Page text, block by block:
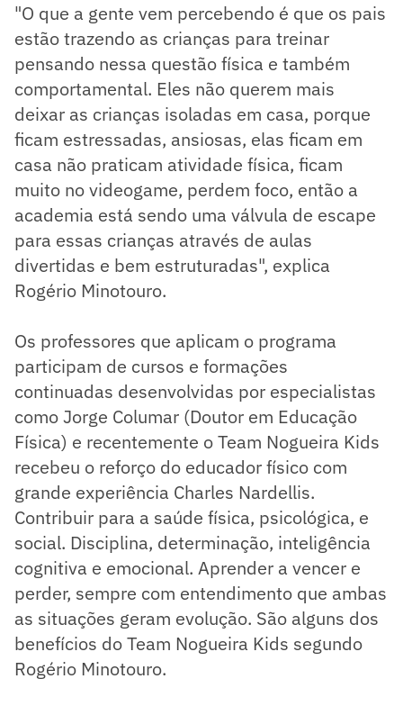
"O que a gente vem percebendo é que os pais
estão trazendo as crianças para treinar
pensando nessa questão física e também
comportamental. Eles não querem mais
deixar as crianças isoladas em casa, porque
ficam estressadas, ansiosas, elas ficam em
casa não praticam atividade física, ficam
muito no videogame, perdem foco, então a
academia está sendo uma válvula de escape
para essas crianças através de aulas
divertidas e bem estruturadas", explica
Rogério Minotouro.
Os professores que aplicam o programa
participam de cursos e formações
continuadas desenvolvidas por especialistas
como Jorge Columar (Doutor em Educação
Física) e recentemente o Team Nogueira Kids
recebeu o reforço do educador físico com
grande experiência Charles Nardellis.
Contribuir para a saúde física, psicológica, e
social. Disciplina, determinação, inteligência
cognitiva e emocional. Aprender a vencer e
perder, sempre com entendimento que ambas
as situações geram evolução. São alguns dos
benefícios do Team Nogueira Kids segundo
Rogério Minotouro.